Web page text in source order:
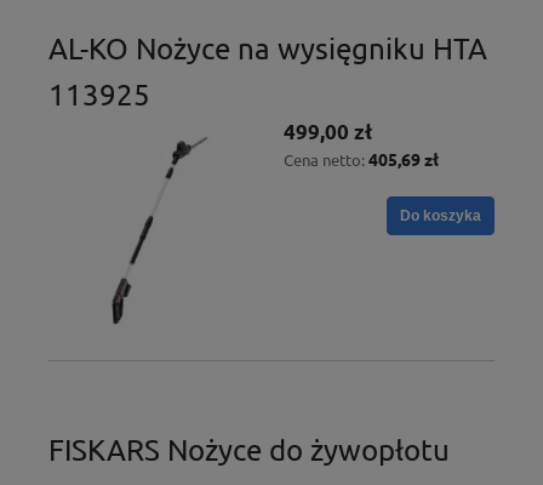
AL-KO Nożyce na wysięgniku HTA
113925
499,00 zł
Cena netto: 405,69 zł
Do koszyka
FISKARS Nożyce do żywopłotu